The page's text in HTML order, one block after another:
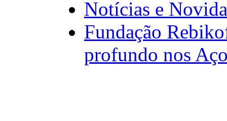
Notícias e
Fundação
profundo nos